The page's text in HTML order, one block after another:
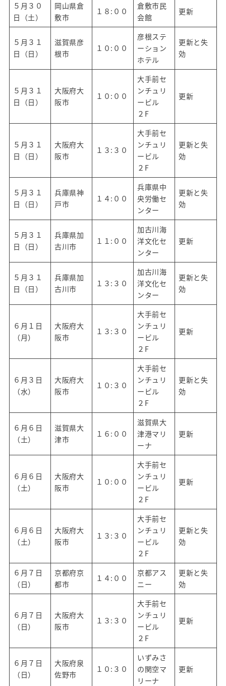
５月３０
日（土）
岡山県倉
敷市
１８:００
倉敷市民
会館
更新
５月３１
日（日）
滋賀県彦
根市
１０:００
彦根ステ
ーション
ホテル
更新と失
効
５月３１
日（日）
大阪府大
阪市
１０:００
大手前セ
ンチュリ
ービル
２F
更新
５月３１
日（日）
大阪府大
阪市
１３:３０
大手前セ
ンチュリ
ービル
２F
更新と失
効
５月３１
日（日）
兵庫県神
戸市
１４:００
兵庫県中
央労働セ
ンター
更新と失
効
５月３１
日（日）
兵庫県加
古川市
１１:００
加古川海
洋文化セ
ンター
更新
５月３１
日（日）
兵庫県加
古川市
１３:３０
加古川海
洋文化セ
ンター
更新と失
効
６月１日
（月）
大阪府大
阪市
１３:３０
大手前セ
ンチュリ
ービル
２F
更新
６月３日
（水）
大阪府大
阪市
１０:３０
大手前セ
ンチュリ
ービル
２F
更新と失
効
６月６日
（土）
滋賀県大
津市
１６:００
滋賀県大
津港マリ
ーナ
更新
６月６日
（土）
大阪府大
阪市
１０:００
大手前セ
ンチュリ
ービル
２F
更新
６月６日
（土）
大阪府大
阪市
１３:３０
大手前セ
ンチュリ
ービル
２F
更新と失
効
６月７日
（日）
京都府京
都市
１４:００
京都アス
ニー
更新と失
効
６月７日
（日）
大阪府大
阪市
１３:３０
大手前セ
ンチュリ
ービル
２F
更新
６月７日
（日）
大阪府泉
佐野市
１０:３０
いずみさ
の関空マ
リーナ
更新